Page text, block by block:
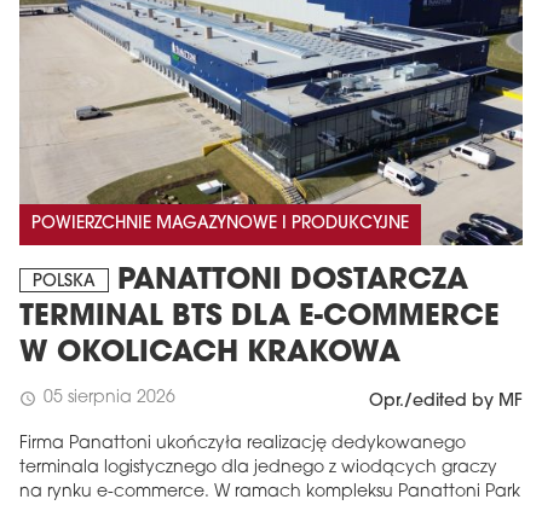
POWIERZCHNIE MAGAZYNOWE I PRODUKCYJNE
POLSKA
PANATTONI DOSTARCZA
TERMINAL BTS DLA E-COMMERCE
W OKOLICACH KRAKOWA
schedule 05 sierpnia 2026 Opr./edited by MF
Firma Panattoni ukończyła realizację dedykowanego
terminala logistycznego dla jednego z wiodących graczy
na rynku e-commerce. W ramach kompleksu Panattoni Park